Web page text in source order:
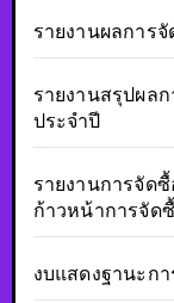
รายงานผลการ
รายงานสรุปผล
ประจำปี
รายงานการจัด
ก้าวหน้าการจัด
งบแสดงฐานะก